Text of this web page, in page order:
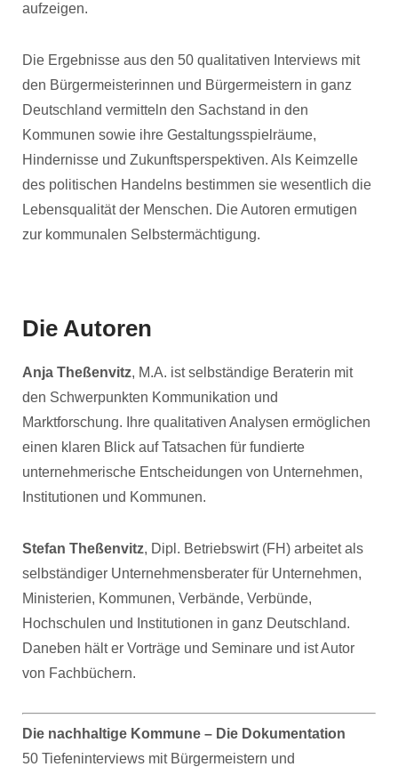
aufzeigen.
Die Ergebnisse aus den 50 qualitativen Interviews mit
den Bürgermeisterinnen und Bürgermeistern in ganz
Deutschland vermitteln den Sachstand in den
Kommunen sowie ihre Gestaltungsspielräume,
Hindernisse und Zukunftsperspektiven. Als Keimzelle
des politischen Handelns bestimmen sie wesentlich die
Lebensqualität der Menschen. Die Autoren ermutigen
zur kommunalen Selbstermächtigung.
Die Autoren
Anja Theßenvitz, M.A. ist selbständige Beraterin mit
den Schwerpunkten Kommunikation und
Marktforschung. Ihre qualitativen Analysen ermöglichen
einen klaren Blick auf Tatsachen für fundierte
unternehmerische Entscheidungen von Unternehmen,
Institutionen und Kommunen.
Stefan Theßenvitz, Dipl. Betriebswirt (FH) arbeitet als
selbständiger Unternehmensberater für Unternehmen,
Ministerien, Kommunen, Verbände, Verbünde,
Hochschulen und Institutionen in ganz Deutschland.
Daneben hält er Vorträge und Seminare und ist Autor
von Fachbüchern.
Die nachhaltige Kommune – Die Dokumentation
50 Tiefeninterviews mit Bürgermeistern und